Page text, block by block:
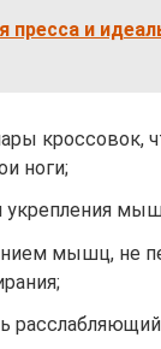
и
кроссовок,
ноги;
мышц, не